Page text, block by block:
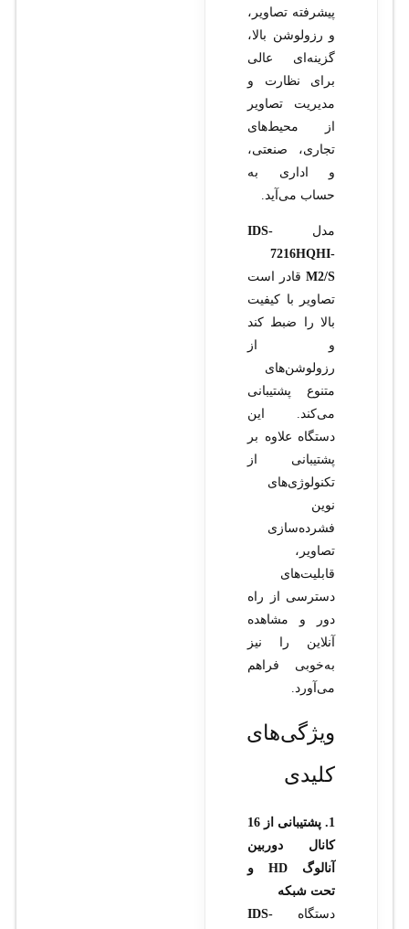
پیشرفته تصاویر،
و رزولوشن بالا،
گزینه‌ای عالی
برای نظارت و
مدیریت تصاویر
از محیط‌های
تجاری، صنعتی،
و اداری به
حساب می‌آید.
مدل IDS-
7216HQHI-
M2/Sقادر است
تصاویر با کیفیت
بالا را ضبط کند
و از
رزولوشن‌های
متنوع پشتیبانی
می‌کند. این
دستگاه علاوه بر
پشتیبانی از
تکنولوژی‌های
نوین
فشرده‌سازی
تصاویر،
قابلیت‌های
دسترسی از راه
دور و مشاهده
آنلاین را نیز
به‌خوبی فراهم
می‌آورد.
ویژگی‌های
کلیدی
1. پشتیبانی از 16
کانال دوربین
آنالوگ HD و
تحت شبکه
دستگاه IDS-